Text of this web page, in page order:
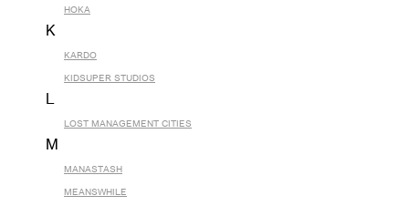
HOKA
K
KARDO
KIDSUPER STUDIOS
L
LOST MANAGEMENT CITIES
M
MANASTASH
MEANSWHILE